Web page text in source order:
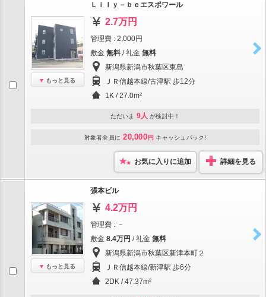
もっと見る
Ｌｉｌｙ－ｂｅエスポワール
2.7万円
管理費 : 2,000円
敷金 無料 / 礼金 無料
新潟県新潟市秋葉区東島
ＪＲ信越本線/古津駅 歩12分
1K / 27.0m²
ただいま 9人 が検討中！
対象者全員に 20,000 円 キャッシュバック!
お気に入りに追加 詳細を見る
もっと見る
張本ビル
4.2万円
管理費 : －
敷金 8.4万円 / 礼金 無料
新潟県新潟市秋葉区新津本町２
ＪＲ信越本線/新津駅 歩6分
2DK / 47.37m²